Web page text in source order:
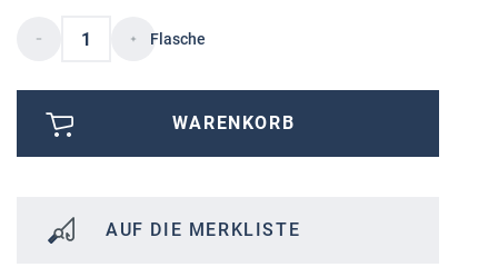
Flasche
WARENKORB
AUF DIE MERKLISTE